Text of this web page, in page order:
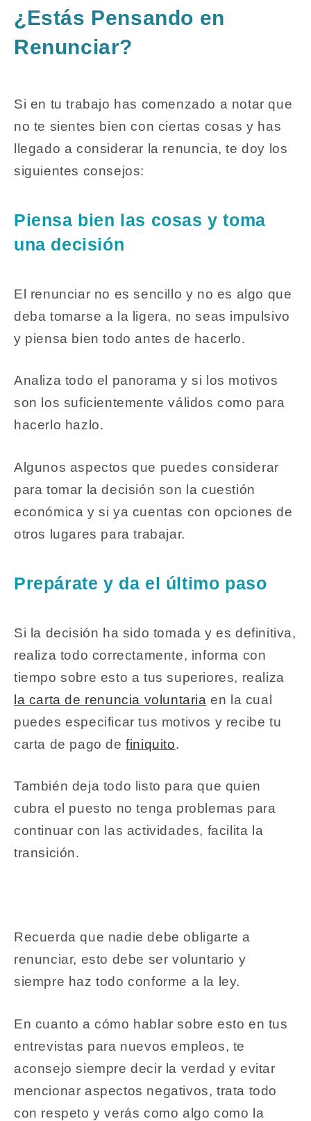
¿Estás Pensando en
Renunciar?
Si en tu trabajo has comenzado a notar que
no te sientes bien con ciertas cosas y has
llegado a considerar la renuncia, te doy los
siguientes consejos:
Piensa bien las cosas y toma
una decisión
El renunciar no es sencillo y no es algo que
deba tomarse a la ligera, no seas impulsivo
y piensa bien todo antes de hacerlo.
Analiza todo el panorama y si los motivos
son los suficientemente válidos como para
hacerlo hazlo.
Algunos aspectos que puedes considerar
para tomar la decisión son la cuestión
económica y si ya cuentas con opciones de
otros lugares para trabajar.
Prepárate y da el último paso
Si la decisión ha sido tomada y es definitiva,
realiza todo correctamente, informa con
tiempo sobre esto a tus superiores, realiza
la carta de renuncia voluntaria en la cual
puedes especificar tus motivos y recibe tu
carta de pago definiquito.
También deja todo listo para que quien
cubra el puesto no tenga problemas para
continuar con las actividades, facilita la
transición.
Recuerda que nadie debe obligarte a
renunciar, esto debe ser voluntario y
siempre haz todo conforme a la ley.
En cuanto a cómo hablar sobre esto en tus
entrevistas para nuevos empleos, te
aconsejo siempre decir la verdad y evitar
mencionar aspectos negativos, trata todo
con respeto y verás como algo como la